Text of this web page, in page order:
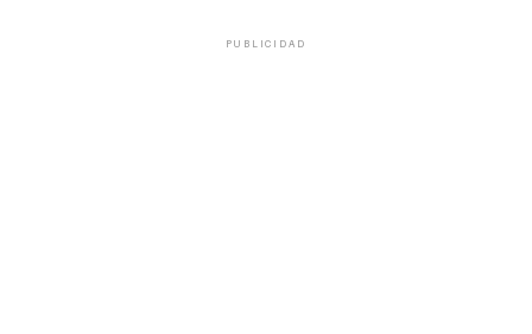
PUBLICIDAD